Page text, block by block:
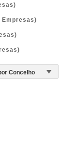
Empresas)